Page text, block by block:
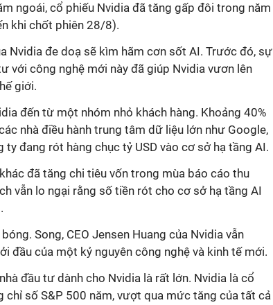
ngoái, cổ phiếu Nvidia đã tăng gấp đôi trong năm
khi chốt phiên 28/8).
Nvidia đe doạ sẽ kìm hãm cơn sốt AI. Trước đó, sự
với công nghệ mới này đã giúp Nvidia vươn lên
giới.
đến từ một nhóm nhỏ khách hàng. Khoảng 40%
nhà điều hành trung tâm dữ liệu lớn như Google,
đang rót hàng chục tỷ USD vào cơ sở hạ tầng AI.
đã tăng chi tiêu vốn trong mùa báo cáo thu
vẫn lo ngại rằng số tiền rót cho cơ sở hạ tầng AI
Song, CEO Jensen Huang của Nvidia vẫn
đầu của một kỷ nguyên công nghệ và kinh tế mới.
đầu tư dành cho Nvidia là rất lớn. Nvidia là cổ
chỉ số S&P 500 năm, vượt qua mức tăng của tất cả